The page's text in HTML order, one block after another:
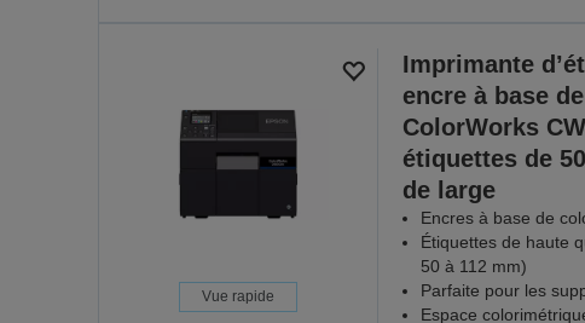
Vue rapide
Imprimante
encre à base
ColorWorks
étiquettes de
de large
Encres à base de
Étiquettes de haute
50 à 112 mm)
Parfaite pour les
Espace